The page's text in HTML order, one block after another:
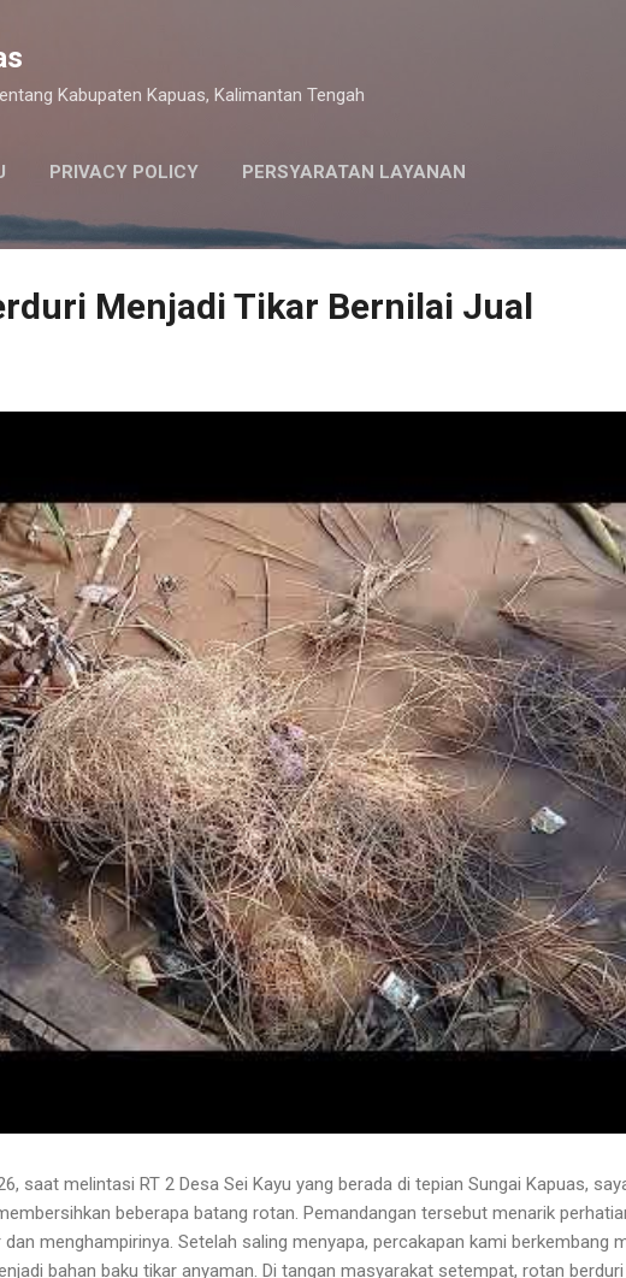
Kabupaten Kapuas, Kalimantan Tengah
PRIVACY POLICY PERSYARATAN LAYANAN
Menjadi Tikar Bernilai Jual
saat melintasi RT 2 Desa Sei Kayu yang berada di tepian Sungai Kapuas,
beberapa batang rotan. Pemandangan tersebut menarik
menghampirinya. Setelah saling menyapa, percakapan kami berkembang
bahan baku tikar anyaman. Di tangan masyarakat setempat, rotan